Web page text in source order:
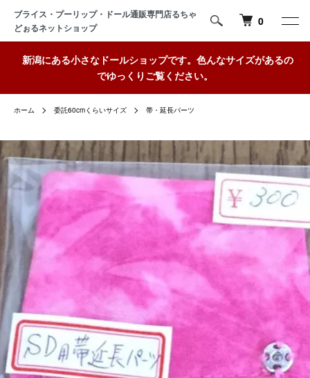
ブライス・プーリップ・ドール通販専門店るちゃ
どぉるネットショップ
0
新潟にある小さなドールショップです。色んなサイズがあるの
でゆっくりご覧ください。
ホーム 委託60cmくらいサイズ 帯・延長パーツ